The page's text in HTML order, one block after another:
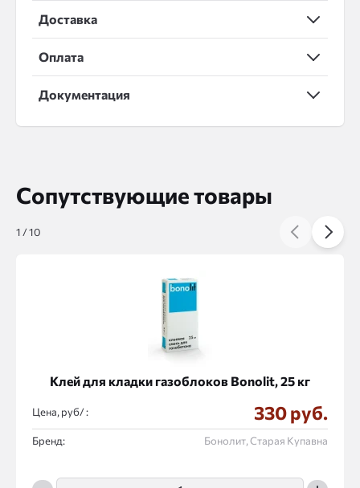
Доставка
Оплата
Документация
Сопутствующие товары
Клей для кладки газоблоков Bonolit, 25 кг
Цена, руб/ : 330 руб.
Бренд: Бонолит, Старая Купавна
1 /10